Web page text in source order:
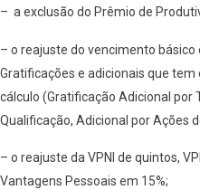
– a exclusão do Prêmio de
– o reajuste do vencimento
Gratificações e adicionais que
cálculo (Gratificação Adicional por
Qualificação, Adicional por Ações
– o reajuste da VPNI de quintos,
Vantagens Pessoais em 15%;